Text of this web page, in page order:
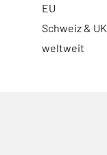
EU
Schweiz & UK
weltweit